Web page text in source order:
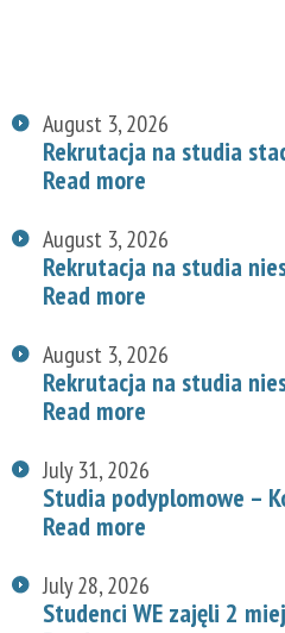
August 3, 2026
Rekrutacja na studia
Read more
August 3, 2026
Rekrutacja na studia
Read more
August 3, 2026
Rekrutacja na studia
Read more
July 31, 2026
Studia podyplomowe –
Read more
July 28, 2026
Studenci WE zajęli 2